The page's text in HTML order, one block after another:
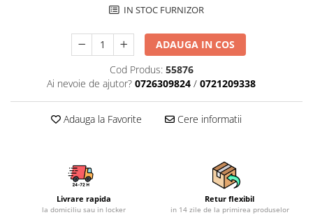
Accesorii articole de bucatarie
Gradina & Terasa
Mobilier gradina
Gratare si accesorii
Echipamente curatenie
Freze de zapada
Masini de maturat
IN STOC FURNIZOR
ADAUGA IN COS
Cod Produs: 55876
Ai nevoie de ajutor? 0726309824 / 0721209338
Adauga la Favorite Cere informatii
Livrare rapida
la domiciliu sau in locker
Retur flexibil
in 14 zile de la primirea produselor